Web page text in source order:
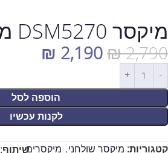
מיקסר DSM5270 מבית DAVO Chic – שחור
₪2,790
₪ 2,190
הוספה לסל
לקנות עכשיו
קטגוריות: מיקסר שולחני, מיקסריםשיתוף: